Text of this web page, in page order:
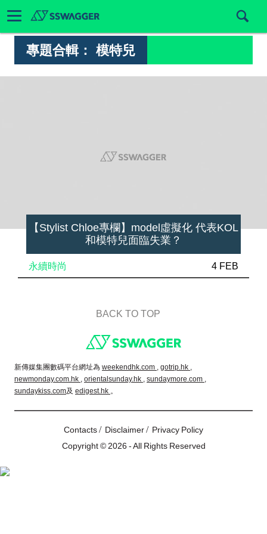
專題合輯： 模特兒
【Stylist Chloe專欄】model虛擬化 代表KOL
和模特兒面臨失業？
永續時尚 4 FEB
BACK TO TOP
新傳媒集團數碼平台網址為 weekendhk.com , gotrip.hk ,
newmonday.com.hk , orientalsunday.hk , sundaymore.com ,
sundaykiss.com及 edigest.hk 。
Contacts/ Disclaimer/ Privacy Policy
Copyright © 2026 - All Rights Reserved